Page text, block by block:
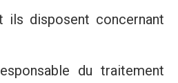
ils disposent concernant
du traitement